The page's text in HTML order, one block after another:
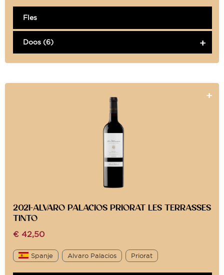
Fles
Doos (6)
2021-ALVARO PALACIOS PRIORAT LES TERRASSES
TINTO
€ 42,50
Spanje Alvaro Palacios Priorat